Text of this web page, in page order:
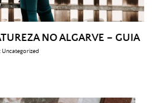
NO ALGARVE – GUIA
Uncategorized